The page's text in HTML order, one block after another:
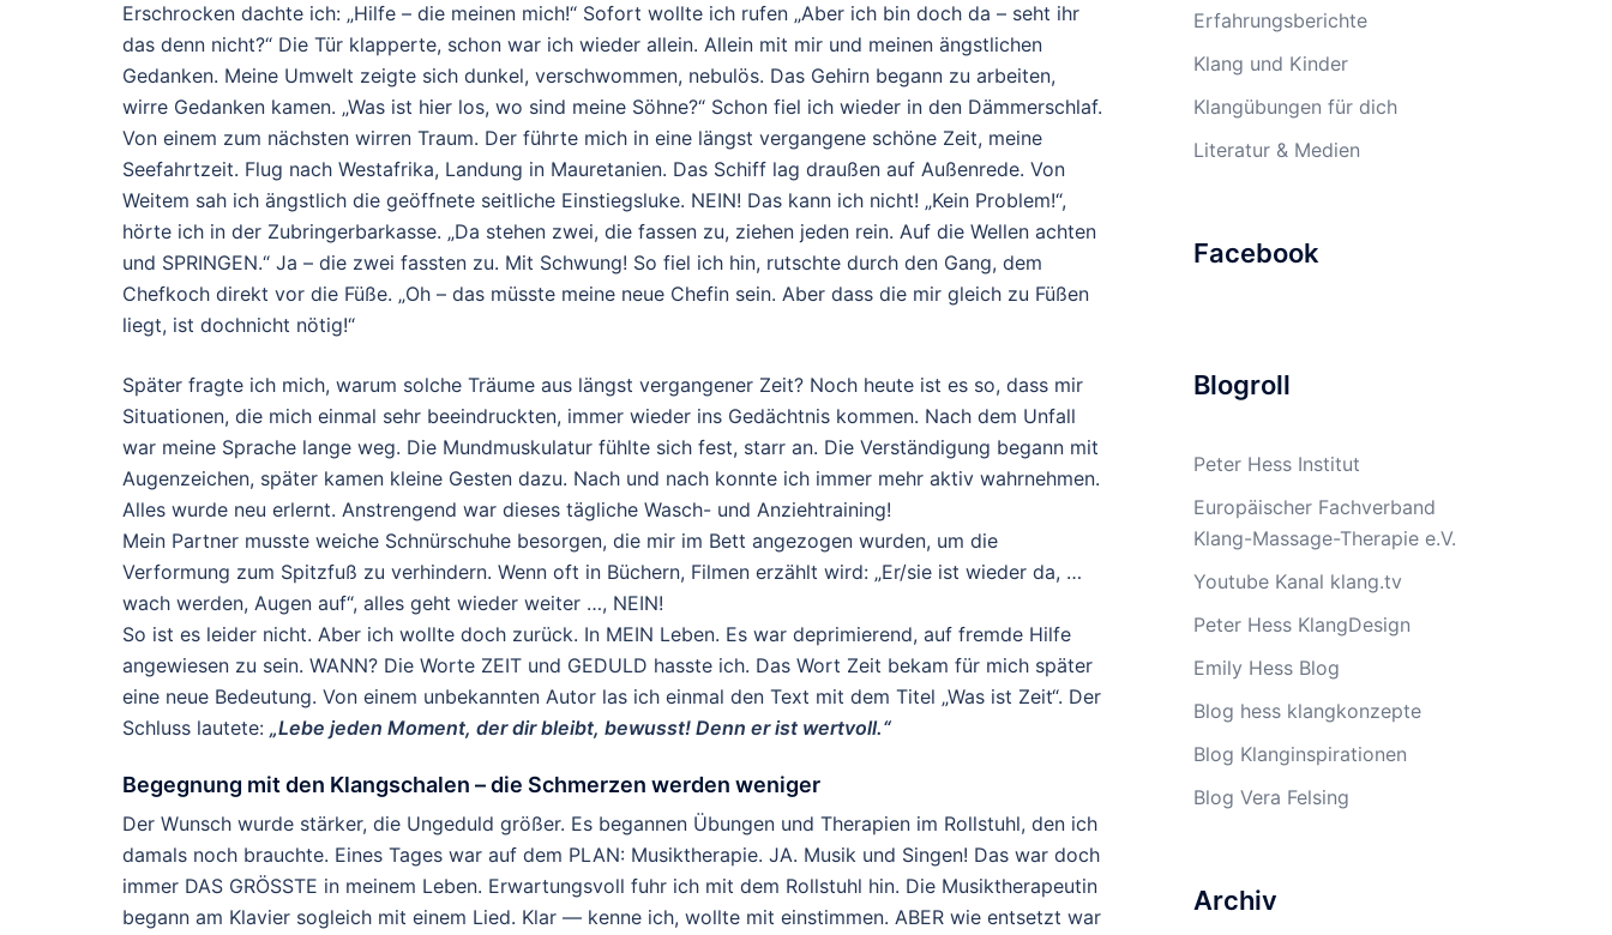
Erschrocken dachte ich: „Hilfe – die meinen mich!“ Sofort wollte ich rufen „Aber ich bin doch da – seht ihr
das denn nicht?“ Die Tür klapperte, schon war ich wieder allein. Allein mit mir und meinen ängstlichen
Gedanken. Meine Umwelt zeigte sich dunkel, verschwommen, nebulös. Das Gehirn begann zu arbeiten,
wirre Gedanken kamen. „Was ist hier los, wo sind meine Söhne?“ Schon fiel ich wieder in den Dämmerschlaf.
Von einem zum nächsten wirren Traum. Der führte mich in eine längst vergangene schöne Zeit, meine
Seefahrtzeit. Flug nach Westafrika, Landung in Mauretanien. Das Schiff lag draußen auf Außenrede. Von
Weitem sah ich ängstlich die geöffnete seitliche Einstiegsluke. NEIN! Das kann ich nicht! „Kein Problem!“,
hörte ich in der Zubringerbarkasse. „Da stehen zwei, die fassen zu, ziehen jeden rein. Auf die Wellen achten
und SPRINGEN.“ Ja – die zwei fassten zu. Mit Schwung! So fiel ich hin, rutschte durch den Gang, dem
Chefkoch direkt vor die Füße. „Oh – das müsste meine neue Chefin sein. Aber dass die mir gleich zu Füßen
liegt, ist dochnicht nötig!“
Später fragte ich mich, warum solche Träume aus längst vergangener Zeit? Noch heute ist es so, dass mir
Situationen, die mich einmal sehr beeindruckten, immer wieder ins Gedächtnis kommen. Nach dem Unfall
war meine Sprache lange weg. Die Mundmuskulatur fühlte sich fest, starr an. Die Verständigung begann mit
Augenzeichen, später kamen kleine Gesten dazu. Nach und nach konnte ich immer mehr aktiv wahrnehmen.
Alles wurde neu erlernt. Anstrengend war dieses tägliche Wasch- und Anziehtraining!
Mein Partner musste weiche Schnürschuhe besorgen, die mir im Bett angezogen wurden, um die
Verformung zum Spitzfuß zu verhindern. Wenn oft in Büchern, Filmen erzählt wird: „Er/sie ist wieder da, …
wach werden, Augen auf“, alles geht wieder weiter …, NEIN!
So ist es leider nicht. Aber ich wollte doch zurück. In MEIN Leben. Es war deprimierend, auf fremde Hilfe
angewiesen zu sein. WANN? Die Worte ZEIT und GEDULD hasste ich. Das Wort Zeit bekam für mich später
eine neue Bedeutung. Von einem unbekannten Autor las ich einmal den Text mit dem Titel „Was ist Zeit“. Der
Schluss lautete: „Lebe jeden Moment, der dir bleibt, bewusst! Denn er ist wertvoll.“
Begegnung mit den Klangschalen – die Schmerzen werden weniger
Der Wunsch wurde stärker, die Ungeduld größer. Es begannen Übungen und Therapien im Rollstuhl, den ich
damals noch brauchte. Eines Tages war auf dem PLAN: Musiktherapie. JA. Musik und Singen! Das war doch
immer DAS GRÖSSTE in meinem Leben. Erwartungsvoll fuhr ich mit dem Rollstuhl hin. Die Musiktherapeutin
begann am Klavier sogleich mit einem Lied. Klar — kenne ich, wollte mit einstimmen. ABER wie entsetzt war
Erfahrungsberichte
Klang und Kinder
Klangübungen für dich
Literatur & Medien
Facebook
Blogroll
Peter Hess Institut
Europäischer Fachverband
Klang-Massage-Therapie e.V.
Youtube Kanal klang.tv
Peter Hess KlangDesign
Emily Hess Blog
Blog hess klangkonzepte
Blog Klanginspirationen
Blog Vera Felsing
Archiv